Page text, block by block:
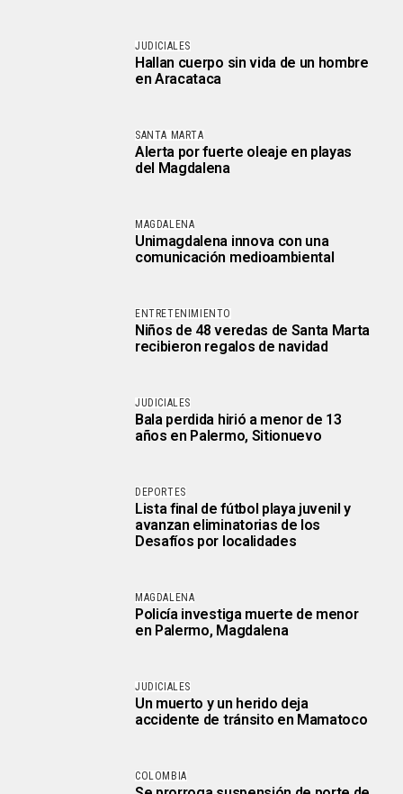
JUDICIALES
Hallan cuerpo sin vida de un hombre
en Aracataca
SANTA MARTA
Alerta por fuerte oleaje en playas
del Magdalena
MAGDALENA
Unimagdalena innova con una
comunicación medioambiental
ENTRETENIMIENTO
Niños de 48 veredas de Santa Marta
recibieron regalos de navidad
JUDICIALES
Bala perdida hirió a menor de 13
años en Palermo, Sitionuevo
DEPORTES
Lista final de fútbol playa juvenil y
avanzan eliminatorias de los
Desafíos por localidades
MAGDALENA
Policía investiga muerte de menor
en Palermo, Magdalena
JUDICIALES
Un muerto y un herido deja
accidente de tránsito en Mamatoco
COLOMBIA